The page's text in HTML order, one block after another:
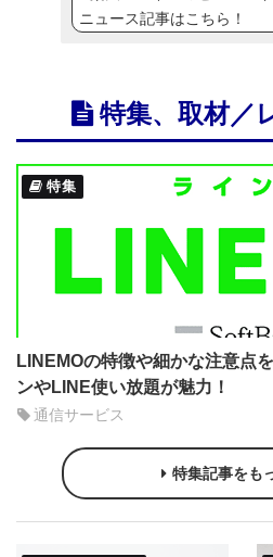
ニュース記事はこちら！
特集、取材／
特集
LINEMOの特徴や細かな注意点
ンやLINE使い放題が魅力！
通信サービス
特集記事をも